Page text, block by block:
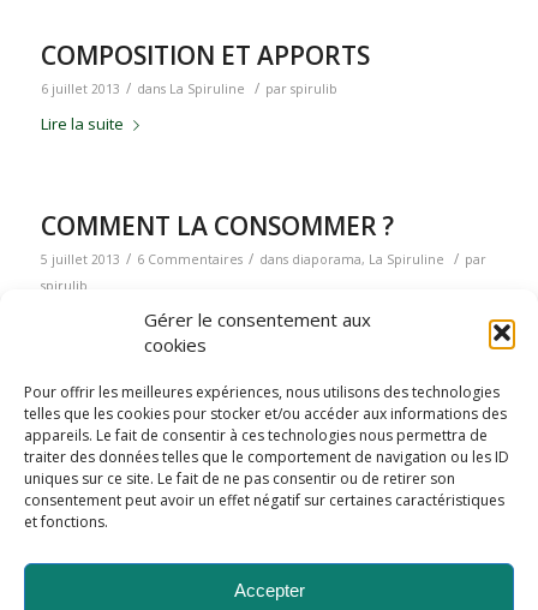
Gérer le consentement aux
cookies
Pour offrir les meilleures expériences, nous utilisons des technologies
telles que les cookies pour stocker et/ou accéder aux informations des
appareils. Le fait de consentir à ces technologies nous permettra de
traiter des données telles que le comportement de navigation ou les ID
uniques sur ce site. Le fait de ne pas consentir ou de retirer son
consentement peut avoir un effet négatif sur certaines caractéristiques
et fonctions.
Accepter
COMPOSITION ET APPORTS
6 juillet 2013 / dans La Spiruline / par spirulib
Lire la suite
COMMENT LA CONSOMMER ?
5 juillet 2013 / 6 Commentaires / dans diaporama, La Spiruline / par
spirulib
PRODUCTION PAYSANNE
4 juillet 2013 / dansdiaporama, La Spiruline,Production / parspirulib
Lire la suite